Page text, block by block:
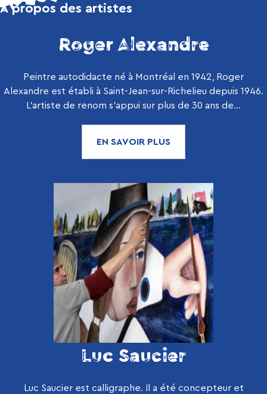
À propos des artistes
Roger Alexandre
Peintre autodidacte né à Montréal en 1942, Roger
Alexandre est établi à Saint-Jean-sur-Richelieu depuis 1946.
L’artiste de renom s’appui sur plus de 30 ans de...
EN SAVOIR PLUS
Luc Saucier
Luc Saucier est calligraphe. Il a été concepteur et